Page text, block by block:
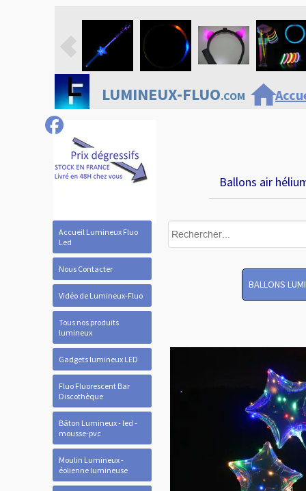
Accueil Lumineux Fluo
Led
Nous Contacter
Vidéo de Lumineux-Fluo
Tous nos produits
lumineux
Gadgets lumineux LED
Fluo Fluorescent Bar
Discothèque
Bâton Lumineux - led -
mousse-pvc
Moulin Lumineux -
éolienne lumineuse
LUMINEUX-FLUO.COMhome
Ballons air
BALLONS